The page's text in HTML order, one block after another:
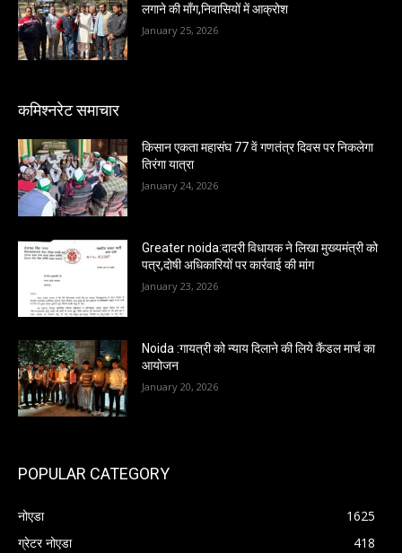
लगाने की माँग,निवासियों में आक्रोश
January 25, 2026
कमिश्नरेट समाचार
किसान एकता महासंघ 77 वें गणतंत्र दिवस पर निकलेगा
तिरंगा यात्रा
January 24, 2026
Greater noida:दादरी विधायक ने लिखा मुख्यमंत्री को
पत्र,दोषी अधिकारियों पर कार्रवाई की मांग
January 23, 2026
Noida :गायत्री को न्याय दिलाने की लिये कैंडल मार्च का
आयोजन
January 20, 2026
POPULAR CATEGORY
नोएडा
1625
ग्रेटर नोएडा
418